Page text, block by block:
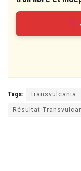
Tags: transvulcania
Résultat